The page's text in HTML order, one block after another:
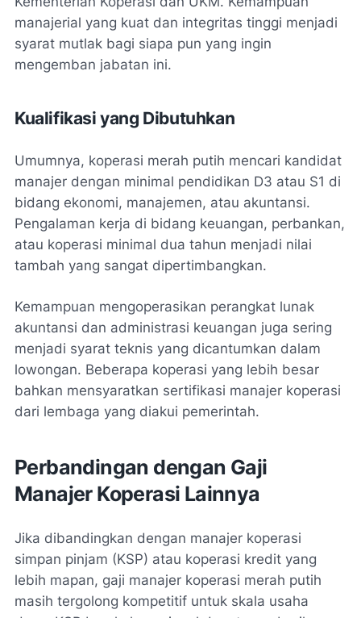
manajerial yang kuat dan integritas tinggi menjadi
syarat mutlak bagi siapa pun yang ingin
mengemban jabatan ini.
Kualifikasi yang Dibutuhkan
Umumnya, koperasi merah putih mencari kandidat
manajer dengan minimal pendidikan D3 atau S1 di
bidang ekonomi, manajemen, atau akuntansi.
Pengalaman kerja di bidang keuangan, perbankan,
atau koperasi minimal dua tahun menjadi nilai
tambah yang sangat dipertimbangkan.
Kemampuan mengoperasikan perangkat lunak
akuntansi dan administrasi keuangan juga sering
menjadi syarat teknis yang dicantumkan dalam
lowongan. Beberapa koperasi yang lebih besar
bahkan mensyaratkan sertifikasi manajer koperasi
dari lembaga yang diakui pemerintah.
Perbandingan dengan Gaji
Manajer Koperasi Lainnya
Jika dibandingkan dengan manajer koperasi
simpan pinjam (KSP) atau koperasi kredit yang
lebih mapan, gaji manajer koperasi merah putih
masih tergolong kompetitif untuk skala usaha